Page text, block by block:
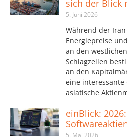
sich der Blick
5. Juni 2026
Während der
Energiepreise
an den
Schlagzeilen
an den
eine interessante
asiatische
einBlick:
Softwareaktien
5. Mai 2026